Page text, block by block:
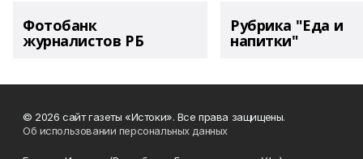
Фотобанк
журналистов РБ
Рубрика "Еда и
напитки"
© 2026 сайт газеты «Истоки». Все права защищены.
Об использовании персональных данных